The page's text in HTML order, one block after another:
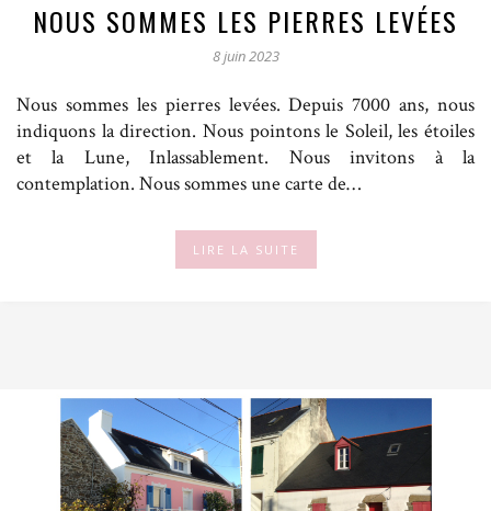
NOUS SOMMES LES PIERRES LEVÉES
8 juin 2023
Nous sommes les pierres levées. Depuis 7000 ans, nous
indiquons la direction. Nous pointons le Soleil, les étoiles
et la Lune, Inlassablement. Nous invitons à la
contemplation. Nous sommes une carte de…
LIRE LA SUITE